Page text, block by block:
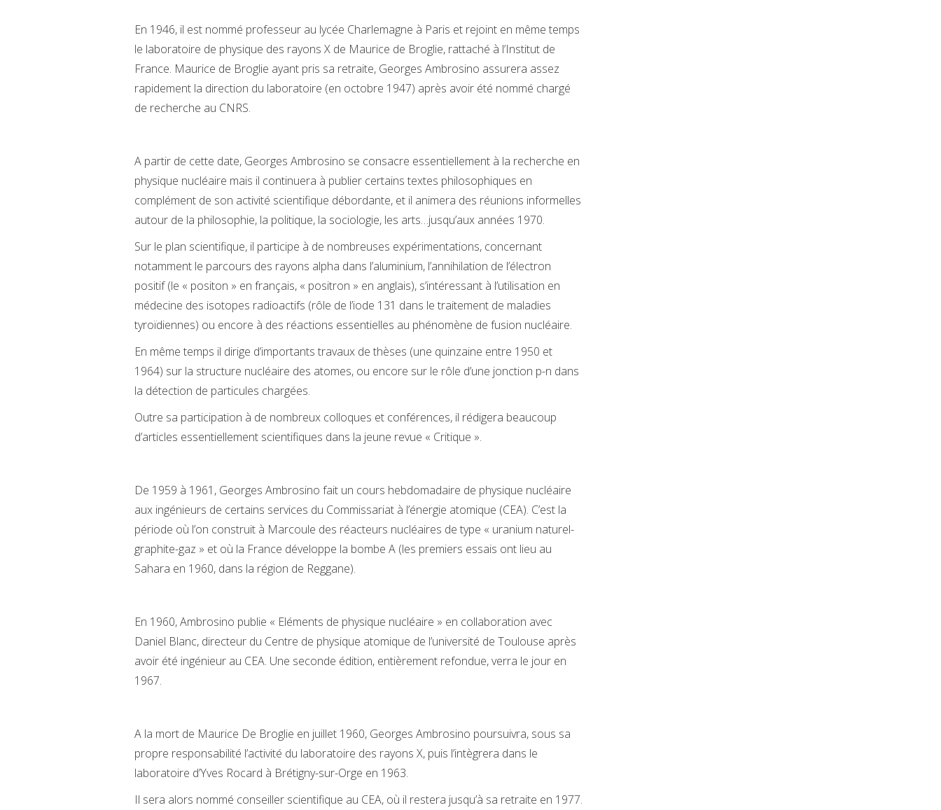
En 1946, il est nommé professeur au lycée Charlemagne à Paris et rejoint en même temps
le laboratoire de physique des rayons X de Maurice de Broglie, rattaché à l’Institut de
France. Maurice de Broglie ayant pris sa retraite, Georges Ambrosino assurera assez
rapidement la direction du laboratoire (en octobre 1947) après avoir été nommé chargé
de recherche au CNRS.
A partir de cette date, Georges Ambrosino se consacre essentiellement à la recherche en
physique nucléaire mais il continuera à publier certains textes philosophiques en
complément de son activité scientifique débordante, et il animera des réunions informelles
autour de la philosophie, la politique, la sociologie, les arts…jusqu’aux années 1970.
Sur le plan scientifique, il participe à de nombreuses expérimentations, concernant
notamment le parcours des rayons alpha dans l’aluminium, l’annihilation de l’électron
positif (le « positon » en français, « positron » en anglais), s’intéressant à l’utilisation en
médecine des isotopes radioactifs (rôle de l’iode 131 dans le traitement de maladies
tyroïdiennes) ou encore à des réactions essentielles au phénomène de fusion nucléaire.
En même temps il dirige d’importants travaux de thèses (une quinzaine entre 1950 et
1964) sur la structure nucléaire des atomes, ou encore sur le rôle d’une jonction p-n dans
la détection de particules chargées.
Outre sa participation à de nombreux colloques et conférences, il rédigera beaucoup
d’articles essentiellement scientifiques dans la jeune revue « Critique ».
De 1959 à 1961, Georges Ambrosino fait un cours hebdomadaire de physique nucléaire
aux ingénieurs de certains services du Commissariat à l’énergie atomique (CEA). C’est la
période où l’on construit à Marcoule des réacteurs nucléaires de type « uranium naturel-
graphite-gaz » et où la France développe la bombe A (les premiers essais ont lieu au
Sahara en 1960, dans la région de Reggane).
En 1960, Ambrosino publie « Eléments de physique nucléaire » en collaboration avec
Daniel Blanc, directeur du Centre de physique atomique de l’université de Toulouse après
avoir été ingénieur au CEA. Une seconde édition, entièrement refondue, verra le jour en
1967.
A la mort de Maurice De Broglie en juillet 1960, Georges Ambrosino poursuivra, sous sa
propre responsabilité l’activité du laboratoire des rayons X, puis l’intègrera dans le
laboratoire d’Yves Rocard à Brétigny-sur-Orge en 1963.
Il sera alors nommé conseiller scientifique au CEA, où il restera jusqu’à sa retraite en 1977.